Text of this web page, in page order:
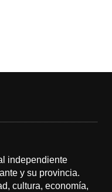
independiente
y su provincia.
cultura, economía,